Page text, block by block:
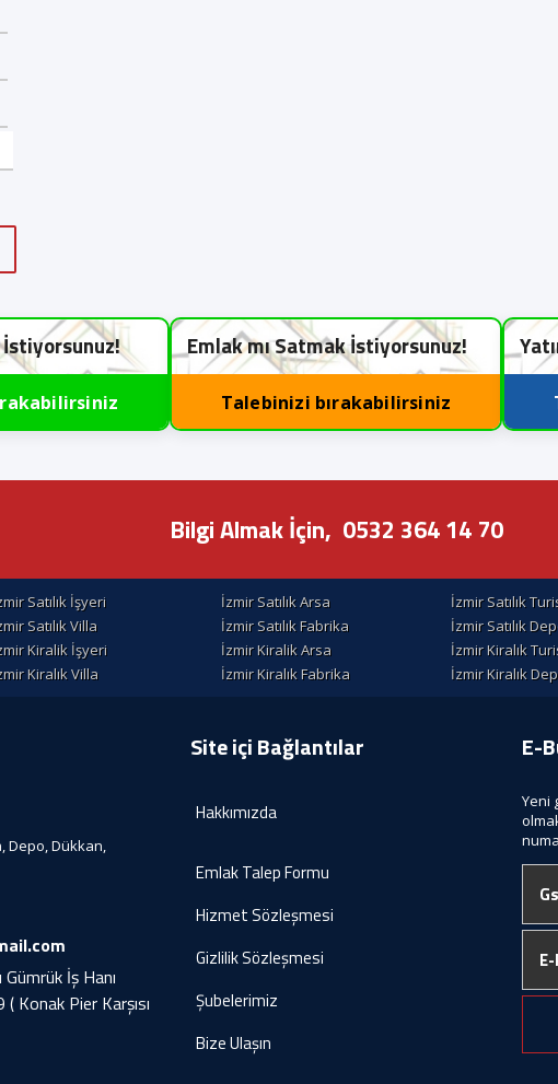
İstiyorsunuz! Emlak mı Satmak İstiyorsunuz!
Talebinizi bırakabilirsiniz
Bilgi Almak İçin, 0532 364 14 70
Satılık İşyeri İzmir Satılık Arsa İzmir Satılık
Satılık Villa İzmir Satılık Fabrika İzmir Satılık
Kiralik İşyeri İzmir Kiralik Arsa İzmir Kiralık
Kiralık Villa İzmir Kiralık Fabrika İzmir Kiralık
Depo, Dükkan,
İş Hanı
Konak Pier Karşısı
Site içi Bağlantılar
Hakkımızda
Emlak Talep Formu
Hizmet Sözleşmesi
Gizlilik Sözleşmesi
Şubelerimiz
Bize Ulaşın
E-
Yeni